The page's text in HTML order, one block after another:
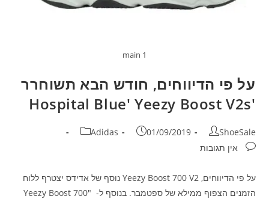
main 1
על פי הדיווחים, חודש הבא תשוחרר
'Hospital Blue' Yeezy Boost V2s
ShoeSale
01/09/2019
Adidas
אין תגובות
על פי הדיווחים, Yeezy Boost 700 V2 נוסף של אדידס יצטרף ללוח
הזמנים הצפוף ממילא של ספטמבר. בנוסף ל- "Yeezy Boost 700